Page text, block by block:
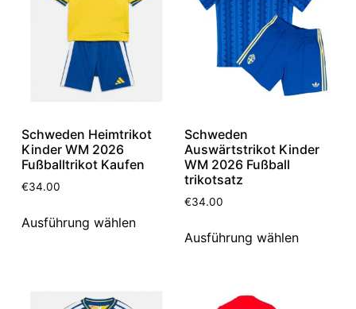
Schweden Heimtrikot
Kinder WM 2026
Fußballtrikot Kaufen
€34.00
Ausführung wählen
Schweden
Auswärtstrikot Kinder
WM 2026 Fußball
trikotsatz
€34.00
Ausführung wählen